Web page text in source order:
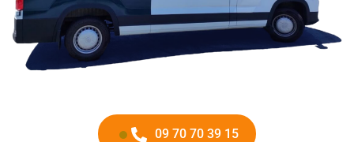
09 70 70 39 15